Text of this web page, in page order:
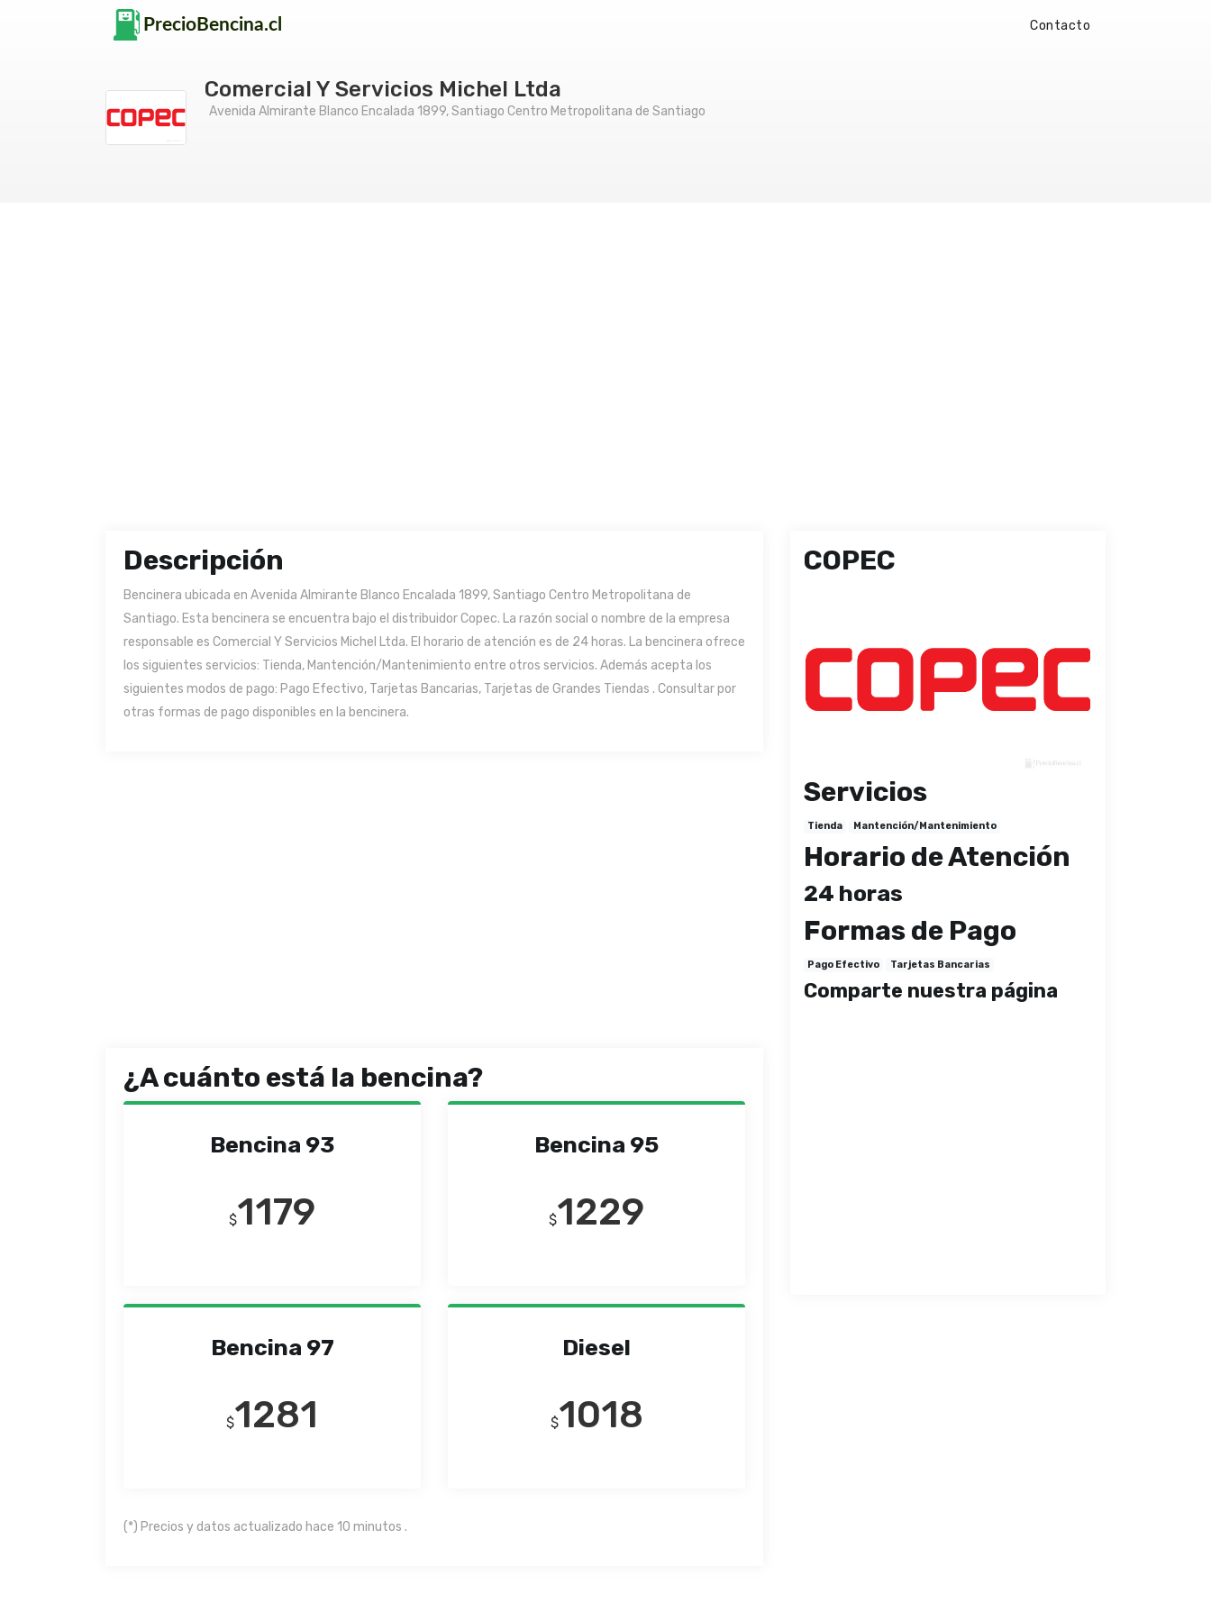
Contacto
Comercial Y Servicios Michel Ltda
Avenida Almirante Blanco Encalada 1899, Santiago Centro Metropolitana de Santiago
Descripción
Bencinera ubicada en Avenida Almirante Blanco Encalada 1899, Santiago Centro Metropolitana de
Santiago. Esta bencinera se encuentra bajo el distribuidor Copec. La razón social o nombre de la empresa
responsable es Comercial Y Servicios Michel Ltda. El horario de atención es de 24 horas. La bencinera ofrece
los siguientes servicios: Tienda, Mantención/Mantenimiento entre otros servicios. Además acepta los
siguientes modos de pago: Pago Efectivo, Tarjetas Bancarias, Tarjetas de Grandes Tiendas . Consultar por
otras formas de pago disponibles en la bencinera.
¿A cuánto está la bencina?
Bencina 93
$1179
Bencina 95
$1229
Bencina 97
$1281
Diesel
$1018
(*) Precios y datos actualizado hace 10 minutos .
COPEC
Servicios
Tienda Mantención/Mantenimiento
Horario de Atención
24 horas
Formas de Pago
Pago Efectivo Tarjetas Bancarias
Comparte nuestra página